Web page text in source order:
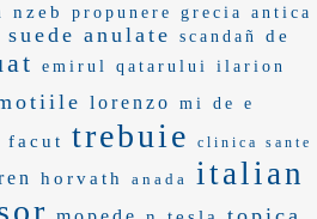
nzeb propunere grecia antica
suede anulate scandañ
de
emirul qatarului ilarion
lorenzo mi de e
facut trebuie clinica sante
horvath anada italian